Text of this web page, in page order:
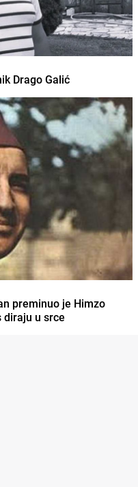
Drago Galić
preminuo je Himzo
diraju u srce